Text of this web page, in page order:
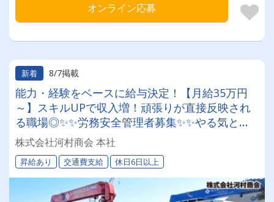
オンライン応募
新着 8/7掲載
能力・経験をベースに給与決定！【月給35万円
～】スキルUPで収入増！頑張りが直接反映され
る職場◎✨✨労務安全管理者募集✨✨やる気と頑
張りで上り詰める！昇給・キャリアアップも全て
は拳の中に＿＿＿！！！
株式会社河村商会 本社
昇給あり 交通費支給 休日6日以上